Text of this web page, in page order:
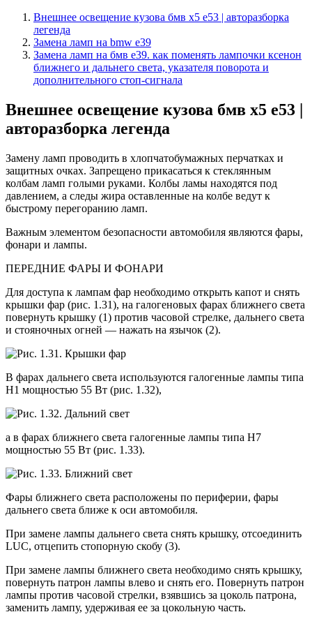
Внешнее освещение кузова бмв х5 е53 | авторазборка
легенда
Замена ламп на bmw e39
Замена ламп на бмв e39. как поменять лампочки ксенон
ближнего и дальнего света, указателя поворота и
дополнительного стоп-сигнала
Внешнее освещение кузова бмв х5 е53 |
авторазборка легенда
Замену ламп проводить в хлопча­тобумажных перчатках и
защит­ных очках. Запрещено прикасать­ся к стеклянным
колбам ламп го­лыми руками. Колбы ламы нахо­дятся под
давлением, а следы жи­ра оставленные на колбе ведут к
быстрому перегоранию ламп.
Важным элементом безопасности авто­мобиля являются фары,
фонари и лампы.
ПЕРЕДНИЕ ФАРЫ И ФОНАРИ
Для доступа к лампам фар необходи­мо открыть капот и снять
крышки фар (рис. 1.31), на галогеновых фарах ближнего света
повернуть крышку (1) против часовой стрелке, дальнего све­та
и стояночных огней — нажать на язычок (2).
В фарах дальнего света используются галогенные лампы типа
Н1 мощно­стью 55 Вт (рис. 1.32),
а в фарах ближнего света галогенные лампы ти­па Н7
мощностью 55 Вт (рис. 1.33).
Фары ближнего света расположены по периферии, фары
дальнего света бли­же к оси автомобиля.
При замене лампы дальнего света снять крышку, отсоединить
LUC, отце­пить стопорную скобу (3).
При замене лампы ближнего света необходимо снять крышку,
повернуть патрон лампы влево и снять его. По­вернуть патрон
лампы против часовой стрелки, взявшись за цоколь патрона,
заменить лампу, удерживая ее за цо­кольную часть.